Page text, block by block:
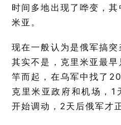
时间多地出现了哗变，
米亚。
现在一般认为是俄军搞突
其实不是，克里米亚最
竿而起，在乌军中找了
克里米亚政府和机场， 1
开始调动， 2 天后俄军才